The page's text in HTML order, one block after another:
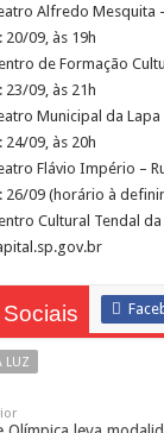
Alfredo Mesquita
20/09, às 19h
de Formação
23/09, às 21h
Municipal da Lapa
24/09, às 20h
Flávio Império –
26/09 (horário à
Cultural Tendal da
LUZ